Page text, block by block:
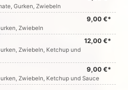
Gurken, Zwiebeln
9,00 €*
Zwiebeln
12,00 €*
Zwiebeln, Ketchup und
9,00 €*
Zwiebeln, Ketchup und Sauce